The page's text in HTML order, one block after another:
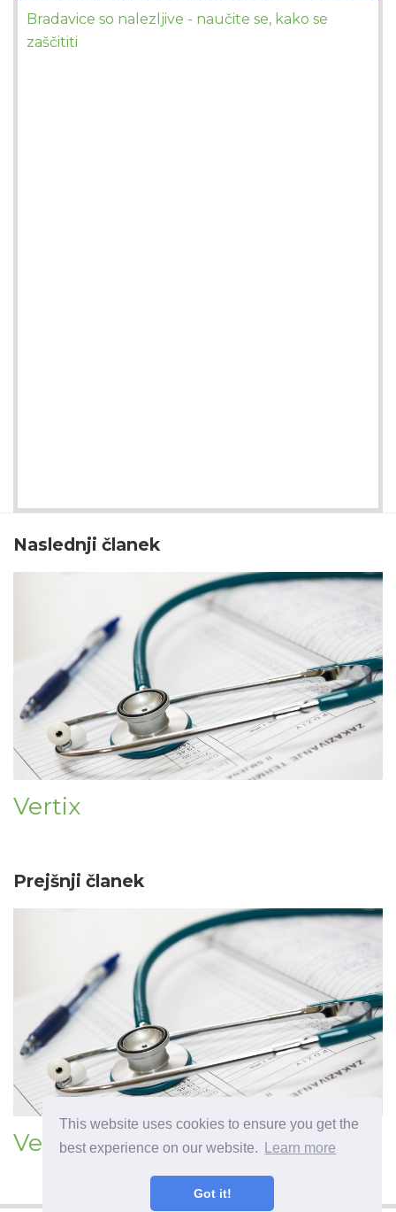
This website uses cookies to ensure you get the
best experience on our website.
Learn more
Got it!
Bradavice so nalezljive - naučite se, kako se
zaščititi
Naslednji članek
Vertix
Prejšnji članek
Versa